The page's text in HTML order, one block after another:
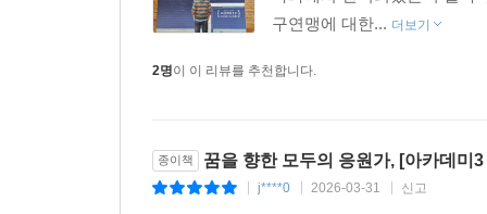
구연맹에 대한... 더보기
2명이 이 리뷰를 추천합니다.
종이책 꿈을 향한 모두의 응원가, [아카데미
j****0 2026-03-31 신고